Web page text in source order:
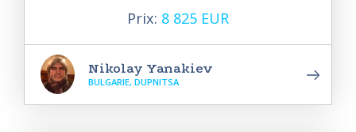
Prix: 8 825 EUR
Nikolay Yanakiev
BULGARIE, DUPNITSA